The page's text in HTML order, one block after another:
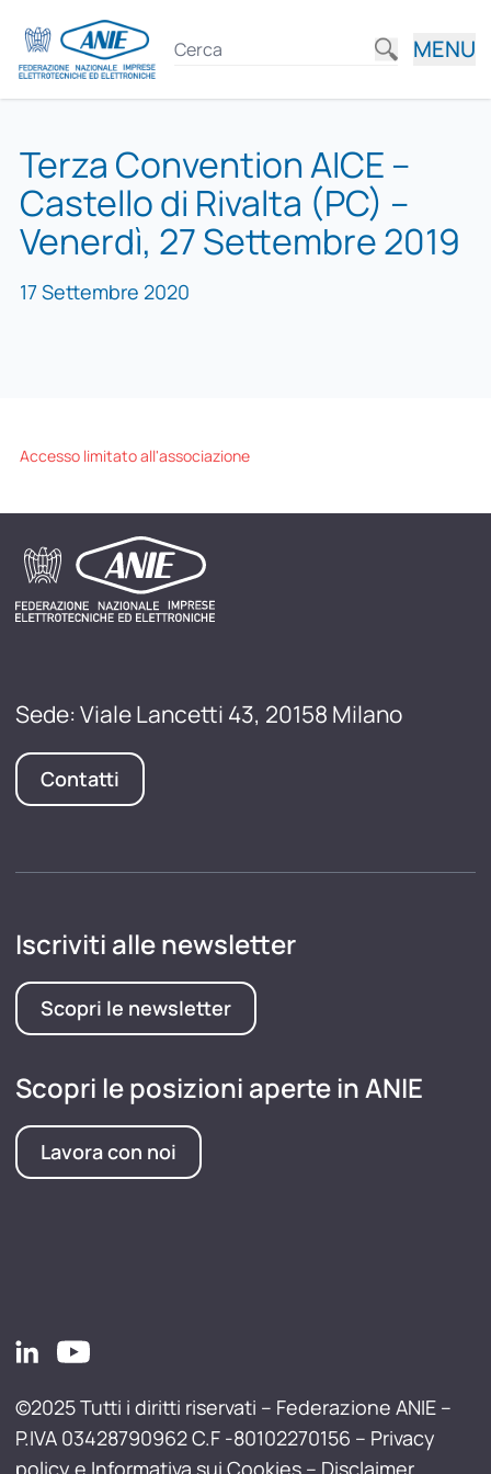
MENU
Terza Convention AICE –
Castello di Rivalta (PC) –
Venerdì, 27 Settembre 2019
17 Settembre 2020
Accesso limitato all'associazione
Sede: Viale Lancetti 43, 20158 Milano
Contatti
Iscriviti alle newsletter
Scopri le newsletter
Scopri le posizioni aperte in ANIE
Lavora con noi
©2025 Tutti i diritti riservati – Federazione ANIE –
P.IVA 03428790962 C.F -80102270156 – Privacy